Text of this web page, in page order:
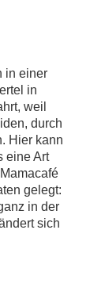
in einer
in
weil
durch
Hier kann
eine Art
gelegt:
in der
sich